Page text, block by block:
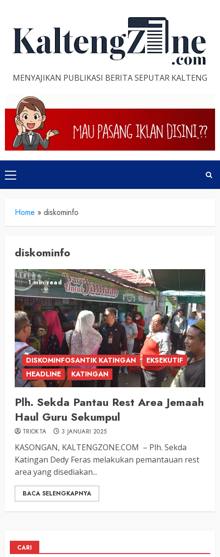
content
MENYAJIKAN PUBLIKASI BERITA SEPUTAR KALTENG
Primary
Menu
Home » diskominfo
diskominfo
1 min read
DISKOMINFOSANTIK KATINGAN
EKSEKUTIF
HEADLINE
KATINGAN
Plh. Sekda Pantau Rest Area Jemaah
Haul Guru Sekumpul
TRIOKTA 3 JANUARI 2025
KASONGAN, KALTENGZONE.COM – Plh. Sekda
Katingan Dedy Feras melakukan pemantauan rest
area yang disediakan...
BACA SELENGKAPNYA
CARI